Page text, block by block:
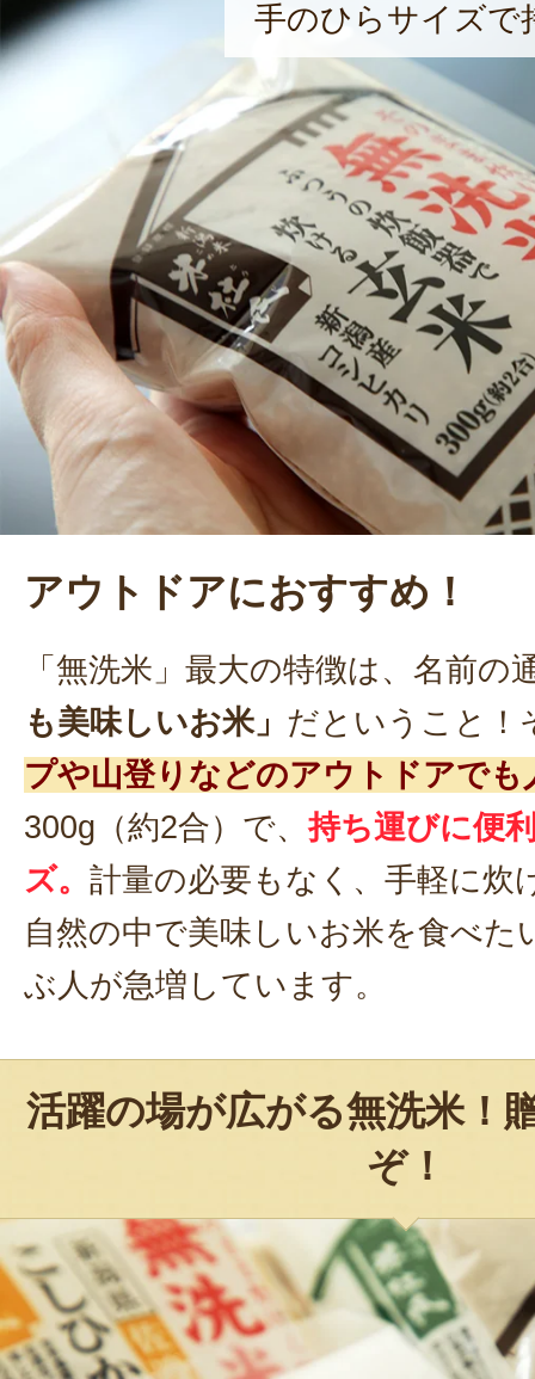
手のひらサイズで
アウトドアにおすすめ！
「無洗米」最大の特徴は、名前の
も美味しいお米」 だということ！
プや山登りなどのアウトドアでも
300g（約2合）で、持ち運びに便
ズ。 計量の必要もなく、手軽に炊
自然の中で美味しいお米を食べた
ぶ人が急増しています。
活躍の場が広がる無洗米！
ぞ！